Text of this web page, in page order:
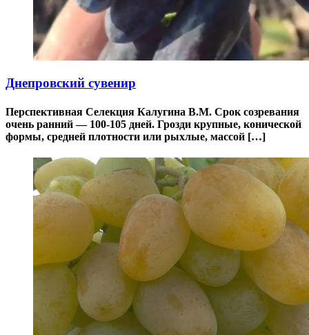
Днепровский сувенир
Перспективная Селекция Калугина В.М. Срок созревания
очень ранний — 100-105 дней. Грозди крупные, конической
формы, средней плотности или рыхлые, массой […]